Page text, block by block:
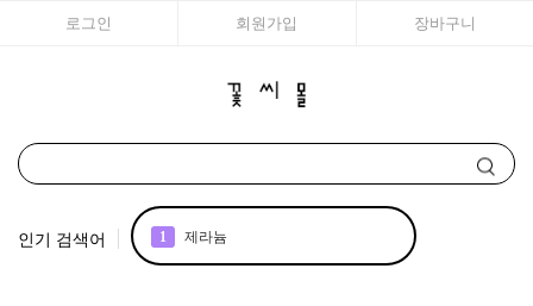
로그인 회원가입 장바구니
인기 검색어 2 국화